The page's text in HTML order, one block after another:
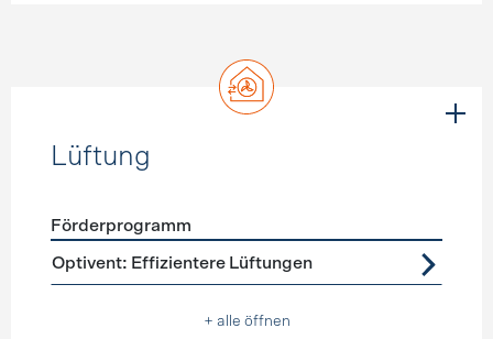
Lüftung
Förderprogramme Lüftung
Förderprogramm
Optivent: Effizientere Lüftungen
+ alle öffnen